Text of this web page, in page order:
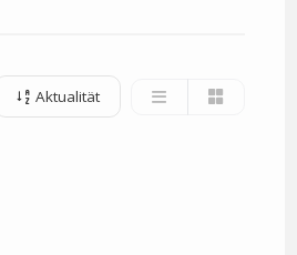
Aktualität